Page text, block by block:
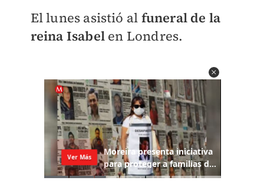
El lunes asistió al funeral de la
reina Isabelen Londres.